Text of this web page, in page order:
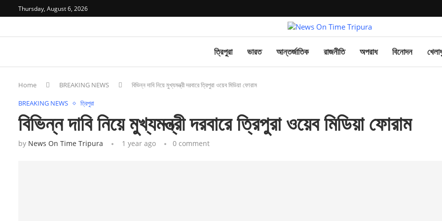
Thursday, August 6, 2026
ত্রিপুরা ভারত আন্তর্জাতিক রাজনীতি অপরাধ বিনোদন
Home BREAKING NEWS বিভিন্ন দাবি নিয়ে মুখ্যমন্ত্রী দরবারে ত্রিপুরা ওয়েব মিডিয়া ফোরাম
BREAKING NEWS ত্রিপুরা
বিভিন্ন দাবি নিয়ে মুখ্যমন্ত্রী দরবারে ত্রিপুরা ওয়েব মিডিয়া ফোরাম
by News On Time Tripura 1 year ago 0 comment